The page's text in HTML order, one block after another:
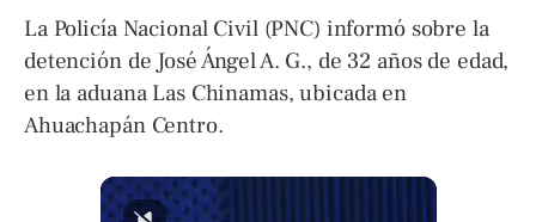
La Policía Nacional Civil (PNC) informó sobre la
detención de José Ángel A. G., de 32 años de edad,
en la aduana Las Chinamas, ubicada en
Ahuachapán Centro.